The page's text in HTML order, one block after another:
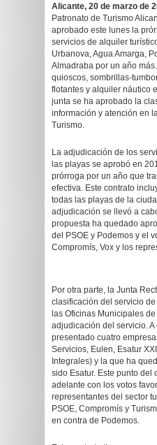
Alicante, 20 de marzo de
Patronato de Turismo
aprobado este lunes la
servicios de alquiler
Urbanova, Agua Amarga,
Almadraba por un año
quioscos, sombrillas-
flotantes y alquiler náutico
junta se ha aprobado la
información y atención en
Turismo.
La adjudicación de los
las playas se aprobó en
prórroga por un año que
efectiva. Este contrato
todas las playas de la
adjudicación se llevó a
propuesta ha quedado
del PSOE y Podemos y el
Compromís, Vox y los
Por otra parte, la Junta
clasificación del servicio
las Oficinas Municipales
adjudicación del servicio.
presentado cuatro
Servicios, Eulen, Esatur
Integrales) y la que ha
sido Esatur. Este punto del
adelante con los votos
representantes del sector
PSOE, Compromís y
en contra de Podemos.